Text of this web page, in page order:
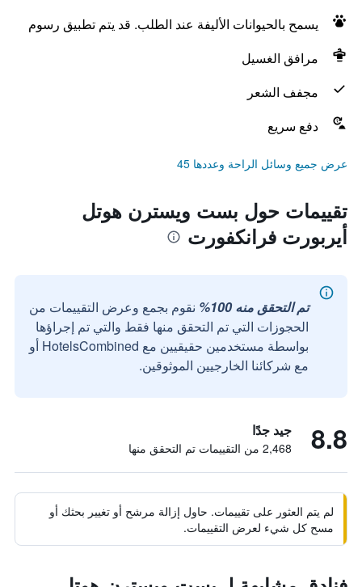
يسمح بالحيوانات الأليفة عند الطلب. قد يتم تطبيق رسوم
مرافق الغسيل
مجفف الشعر
دفع سريع
عرض جميع وسائل الراحة وعددها 45
تقييمات حول بست ويسترن هوتل
أيربورت فرانكفورت
تم التحقق منه 100%
نقوم بجمع وعرض التقييمات من
الحجوزات التي تم التحقق منها فقط والتي تم إجراؤها
بواسطة مستخدمين حقيقيين مع HotelsCombined أو
مع شركائنا الخارجيين الموثوقين.
8.8 جيد جدًا
2,468 من التقييمات تم التحقق منها
لم يتم العثور على تقييمات. حاول إزالة مرشح أو تغيير بحثك أو
مسح كل شيء لعرض التقييمات.